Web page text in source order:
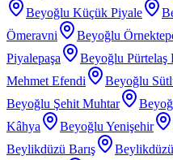
Beyoğlu Küçük Piyale
Ömeravni
Beyoğlu
Piyalepaşa
Beyoğlu Pürtelaş
Mehmet Efendi
Beyoğlu
Beyoğlu Şehit Muhtar
Kâhya
Beyoğlu Yenişehir
Beylikdüzü Barış